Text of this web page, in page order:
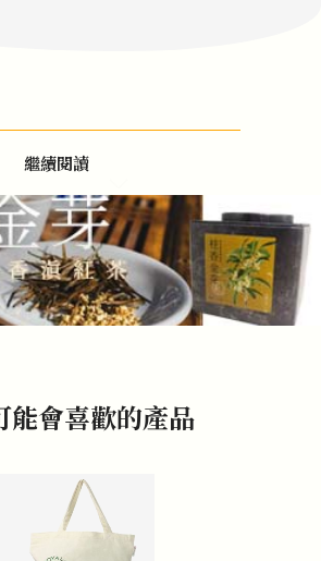
繼續閱讀
能會喜歡的產品